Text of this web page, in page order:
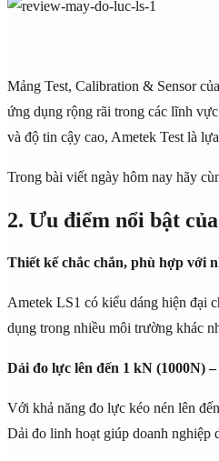
Mảng Test, Calibration & Sensor
ứng dụng rộng rãi trong các lĩnh
và độ tin cậy cao, Ametek Test là
Trong bài viết ngày hôm nay hãy
2. Ưu điểm nổi bật
Thiết kế chắc chắn, phù hợp với
Ametek LS1 có kiểu dáng hiện đại
dụng trong nhiều môi trường khác
Dải đo lực lên đến 1 kN (1000N)
Với khả năng đo lực kéo nén lên
Dải đo linh hoạt giúp doanh nghiệp